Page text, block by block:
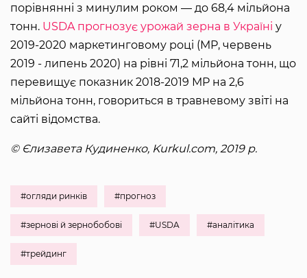
порівнянні з минулим роком — до 68,4 мільйона
тонн. USDA прогнозує урожай зерна в Україні у
2019-2020 маркетинговому році (МР, червень
2019 - липень 2020) на рівні 71,2 мільйона тонн, що
перевищує показник 2018-2019 МР на 2,6
мільйона тонн, говориться в травневому звіті на
сайті відомства.
© Єлизавета Кудиненко, Kurkul.com, 2019 р.
#огляди ринків #прогноз
#зернові й зернобобові #USDA #аналітика
#трейдинг